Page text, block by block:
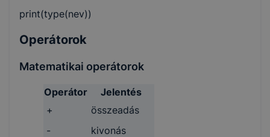
print(type(nev))
Operátorok
Matematikai operátorok
Operátor
Jelentés
+
összeadás
-
kivonás